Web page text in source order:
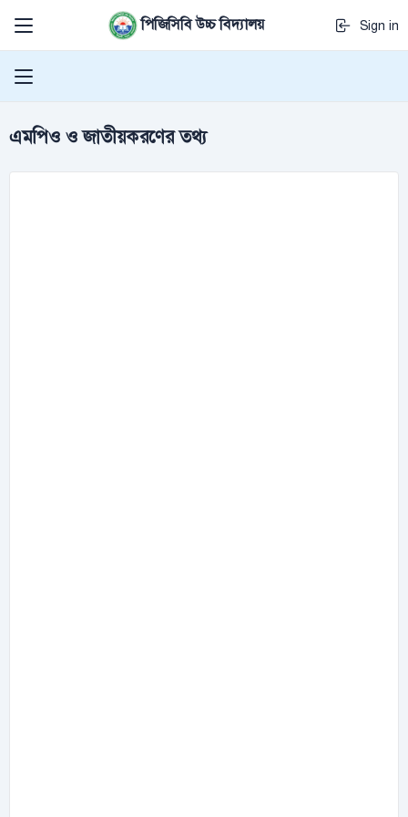
পিজিসিবি উচ্চ বিদ্যালয় Sign in
এমপিও ও জাতীয়করণের তথ্য